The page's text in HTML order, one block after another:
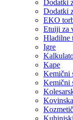
Dodatki
Dodatki
EKO
Etuiji za
Hladilne
Igre
Kape
Kemični
Kemični